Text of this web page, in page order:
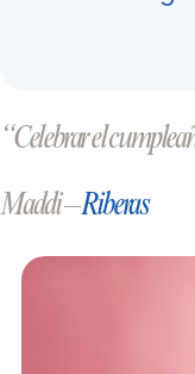
“Celebrar el
Maddi –Riberas